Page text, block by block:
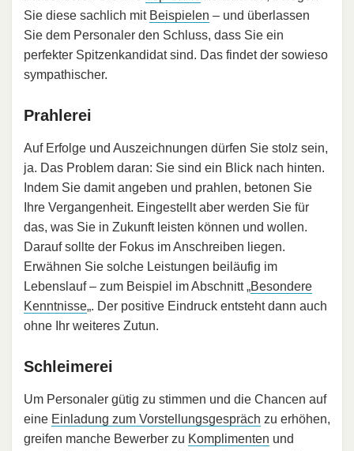
Sie diese sachlich mit Beispielen – und überlassen
Sie dem Personaler den Schluss, dass Sie ein
perfekter Spitzenkandidat sind. Das findet der sowieso
sympathischer.
Prahlerei
Auf Erfolge und Auszeichnungen dürfen Sie stolz sein,
ja. Das Problem daran: Sie sind ein Blick nach hinten.
Indem Sie damit angeben und prahlen, betonen Sie
Ihre Vergangenheit. Eingestellt aber werden Sie für
das, was Sie in Zukunft leisten können und wollen.
Darauf sollte der Fokus im Anschreiben liegen.
Erwähnen Sie solche Leistungen beiläufig im
Lebenslauf – zum Beispiel im Abschnitt „Besondere
Kenntnisse„. Der positive Eindruck entsteht dann auch
ohne Ihr weiteres Zutun.
Schleimerei
Um Personaler gütig zu stimmen und die Chancen auf
eine Einladung zum Vorstellungsgespräch zu erhöhen,
greifen manche Bewerber zu Komplimenten und